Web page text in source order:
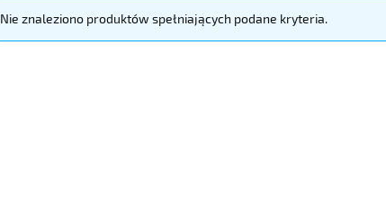
Nie znaleziono produktów spełniających podane kryteria.